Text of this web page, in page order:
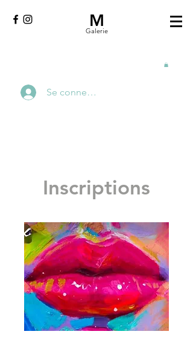
M
Galerie
Se connecter
Inscriptions